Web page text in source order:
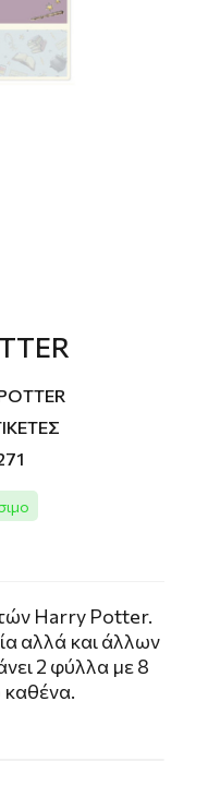
Harry Potter.
αλλά και άλλων
2 φύλλα με 8